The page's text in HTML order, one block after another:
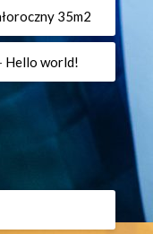
35m2
Hello world!